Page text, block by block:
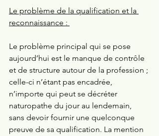
Le problème de la qualification et la
reconnaissance :
Le problème principal qui se pose
aujourd’hui est le manque de contrôle
et de structure autour de la profession ;
celle-ci n’étant pas encadrée,
n’importe qui peut se décréter
naturopathe du jour au lendemain,
sans devoir fournir une quelconque
preuve de sa qualification. La mention